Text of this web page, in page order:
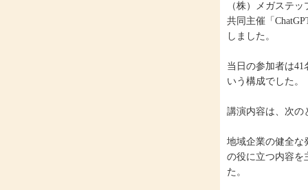
（株）メガステ
共同主催「
しました。
当日の参加者は41
いう構成でした。
講演内容は、次の
地域企業の健全な
の役に立つ内容を
た。